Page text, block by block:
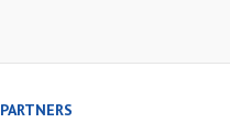
PARTNERS